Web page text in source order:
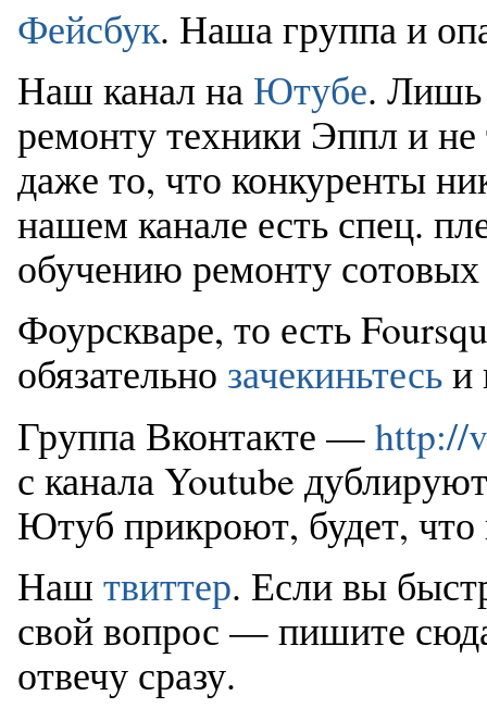
Фейсбук. Наша группа и
Наш канал на Ютубе. Лишь
ремонту техники Эппл и
даже то, что конкуренты
нашем канале есть спец.
обучению ремонту
Фоурскваре, то есть
обязательно зачекиньтесьи
Группа Вконтакте —http://
с канала Youtube
Ютуб прикроют, будет, что
Наш твиттер. Если вы
свой вопрос — пишите
отвечу сразу.